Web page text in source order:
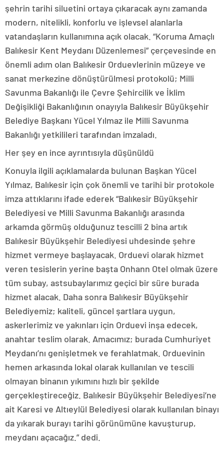
şehrin tarihi siluetini ortaya çıkaracak aynı zamanda
modern, nitelikli, konforlu ve işlevsel alanlarla
vatandaşların kullanımına açık olacak. “Koruma Amaçlı
Balıkesir Kent Meydanı Düzenlemesi” çerçevesinde en
önemli adım olan Balıkesir Orduevlerinin müzeye ve
sanat merkezine dönüştürülmesi protokolü; Milli
Savunma Bakanlığı ile Çevre Şehircilik ve İklim
Değişikliği Bakanlığının onayıyla Balıkesir Büyükşehir
Belediye Başkanı Yücel Yılmaz ile Milli Savunma
Bakanlığı yetkilileri tarafından imzaladı.
Her şey en ince ayrıntısıyla düşünüldü
Konuyla ilgili açıklamalarda bulunan Başkan Yücel
Yılmaz, Balıkesir için çok önemli ve tarihi bir protokole
imza attıklarını ifade ederek “Balıkesir Büyükşehir
Belediyesi ve Milli Savunma Bakanlığı arasında
arkamda görmüş olduğunuz tescilli 2 bina artık
Balıkesir Büyükşehir Belediyesi uhdesinde şehre
hizmet vermeye başlayacak. Orduevi olarak hizmet
veren tesislerin yerine başta Onhann Otel olmak üzere
tüm subay, astsubaylarımız geçici bir süre burada
hizmet alacak. Daha sonra Balıkesir Büyükşehir
Belediyemiz; kaliteli, güncel şartlara uygun,
askerlerimiz ve yakınları için Orduevi inşa edecek,
anahtar teslim olarak. Amacımız; burada Cumhuriyet
Meydanı’nı genişletmek ve ferahlatmak. Orduevinin
hemen arkasında lokal olarak kullanılan ve tescili
olmayan binanın yıkımını hızlı bir şekilde
gerçekleştireceğiz. Balıkesir Büyükşehir Belediyesi’ne
ait Karesi ve Altıeylül Belediyesi olarak kullanılan binayı
da yıkarak burayı tarihi görünümüne kavuşturup,
meydanı açacağız.” dedi.